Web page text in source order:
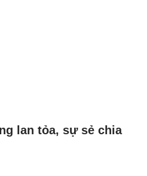
lan tỏa, sự sẻ chia